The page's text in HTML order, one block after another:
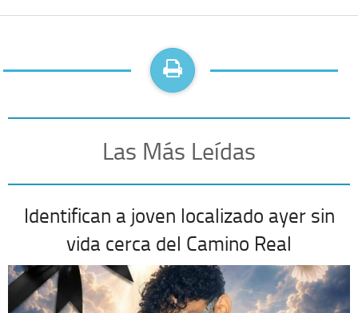
Las Más Leídas
Identifican a joven localizado ayer sin
vida cerca del Camino Real